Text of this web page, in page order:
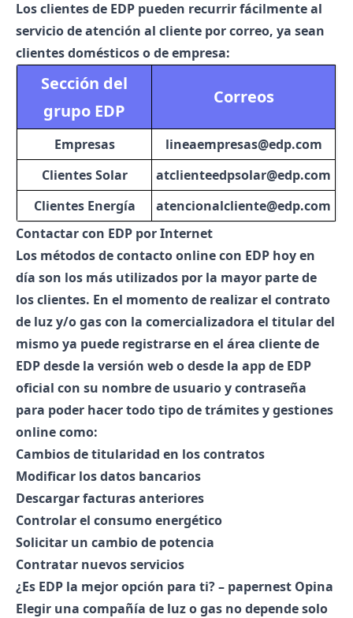
Los clientes de EDP pueden recurrir fácilmente al
servicio de atención al cliente por correo, ya sean
clientes domésticos o de empresa:
Sección del
grupo EDP
Correos
Empresas
lineaempresas@edp.com
Clientes Solar
atclienteedpsolar@edp.com
Clientes Energía
atencionalcliente@edp.com
Contactar con EDP por Internet
Los métodos decontacto online con EDP hoy en
día son los más utilizados por la mayor parte de
los clientes. En el momento de realizar el contrato
de luz y/o gas con la comercializadora el titular del
mismo ya puede registrarse en el área cliente de
EDPdesde la versión web o desde la app de EDP
oficial con su nombre de usuario y contraseña
para poder hacer todo tipo de trámites y gestiones
online como:
Cambios de titularidad en los contratos
Modificar losdatos bancarios
Descargar facturasanteriores
Controlar el consumoenergético
Solicitar un cambio de potencia
Contratar nuevos servicios
¿Es EDP la mejor opción para ti? – papernest Opina
Elegir una compañía de luz o gas no depende solo